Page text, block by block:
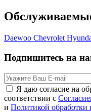
Daewoo Chevrolet
Подпишитесь на
Я даю согласие на
соответствии с
и Политикой